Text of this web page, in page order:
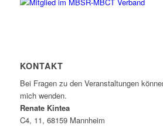
KONTAKT
Bei Fragen zu den Veranstaltungen
mich wenden.
Renate Kintea
C4, 11, 68159 Mannheim